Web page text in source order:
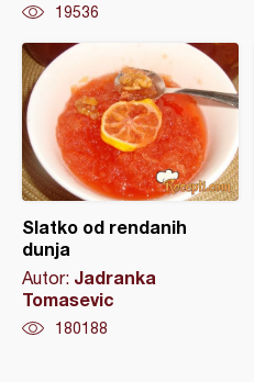
19536
Slatko od rendanih
dunja
Autor: Jadranka
Tomasevic
180188